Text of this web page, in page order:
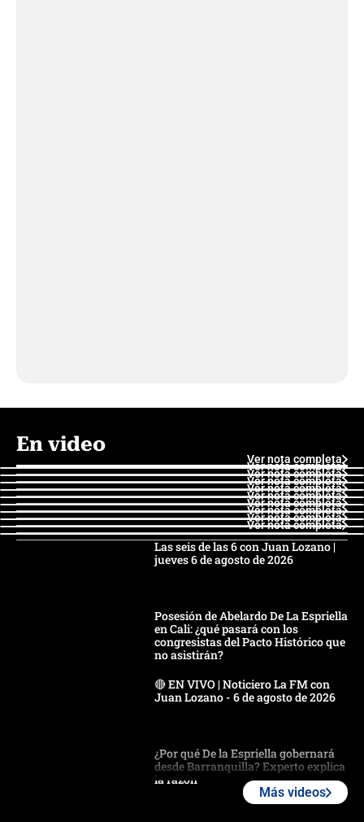
En video
Ver nota completa
Ver nota completa
Ver nota completa
Ver nota completa
Ver nota completa
Ver nota completa
Ver nota completa
Ver nota completa
Ver nota completa
Ver nota completa
Las seis de las 6 con Juan Lozano |
jueves 6 de agosto de 2026
Posesión de Abelardo De La Espriella
en Cali: ¿qué pasará con los
congresistas del Pacto Histórico que
no asistirán?
🔴 EN VIVO | Noticiero La FM con
Juan Lozano - 6 de agosto de 2026
¿Por qué De la Espriella gobernará
desde Barranquilla? Experto explica
la razón
Más videos